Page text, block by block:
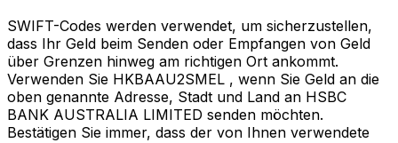
SWIFT-Codes werden verwendet, um sicherzustellen,
dass Ihr Geld beim Senden oder Empfangen von Geld
über Grenzen hinweg am richtigen Ort ankommt.
Verwenden Sie HKBAAU2SMEL , wenn Sie Geld an die
oben genannte Adresse, Stadt und Land an HSBC
BANK AUSTRALIA LIMITED senden möchten.
Bestätigen Sie immer, dass der von Ihnen verwendete